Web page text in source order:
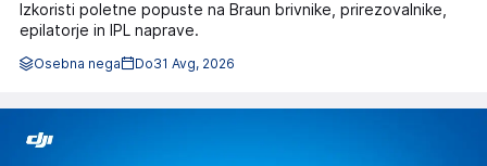
Izkoristi poletne popuste na Braun brivnike, prirezovalnike,
epilatorje in IPL naprave.
Osebna nega Do31 Avg, 2026